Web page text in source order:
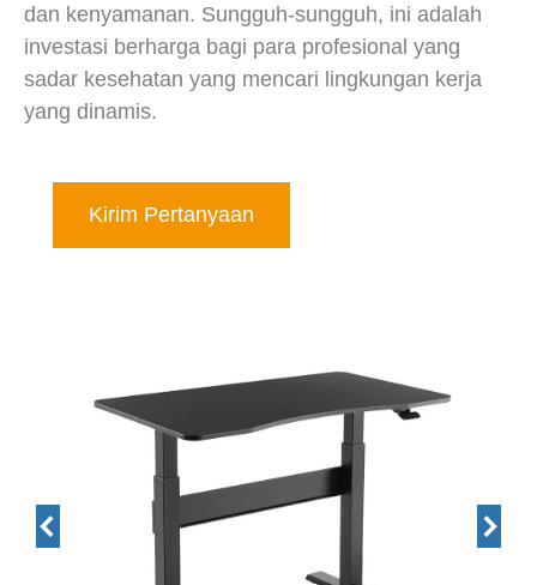
dan kenyamanan. Sungguh-sungguh, ini adalah
investasi berharga bagi para profesional yang
sadar kesehatan yang mencari lingkungan kerja
yang dinamis.
Kirim Pertanyaan